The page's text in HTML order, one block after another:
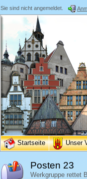
Sie sind nicht angemeldet.
Startseite Unser
Posten 23
Werkgruppe rettet